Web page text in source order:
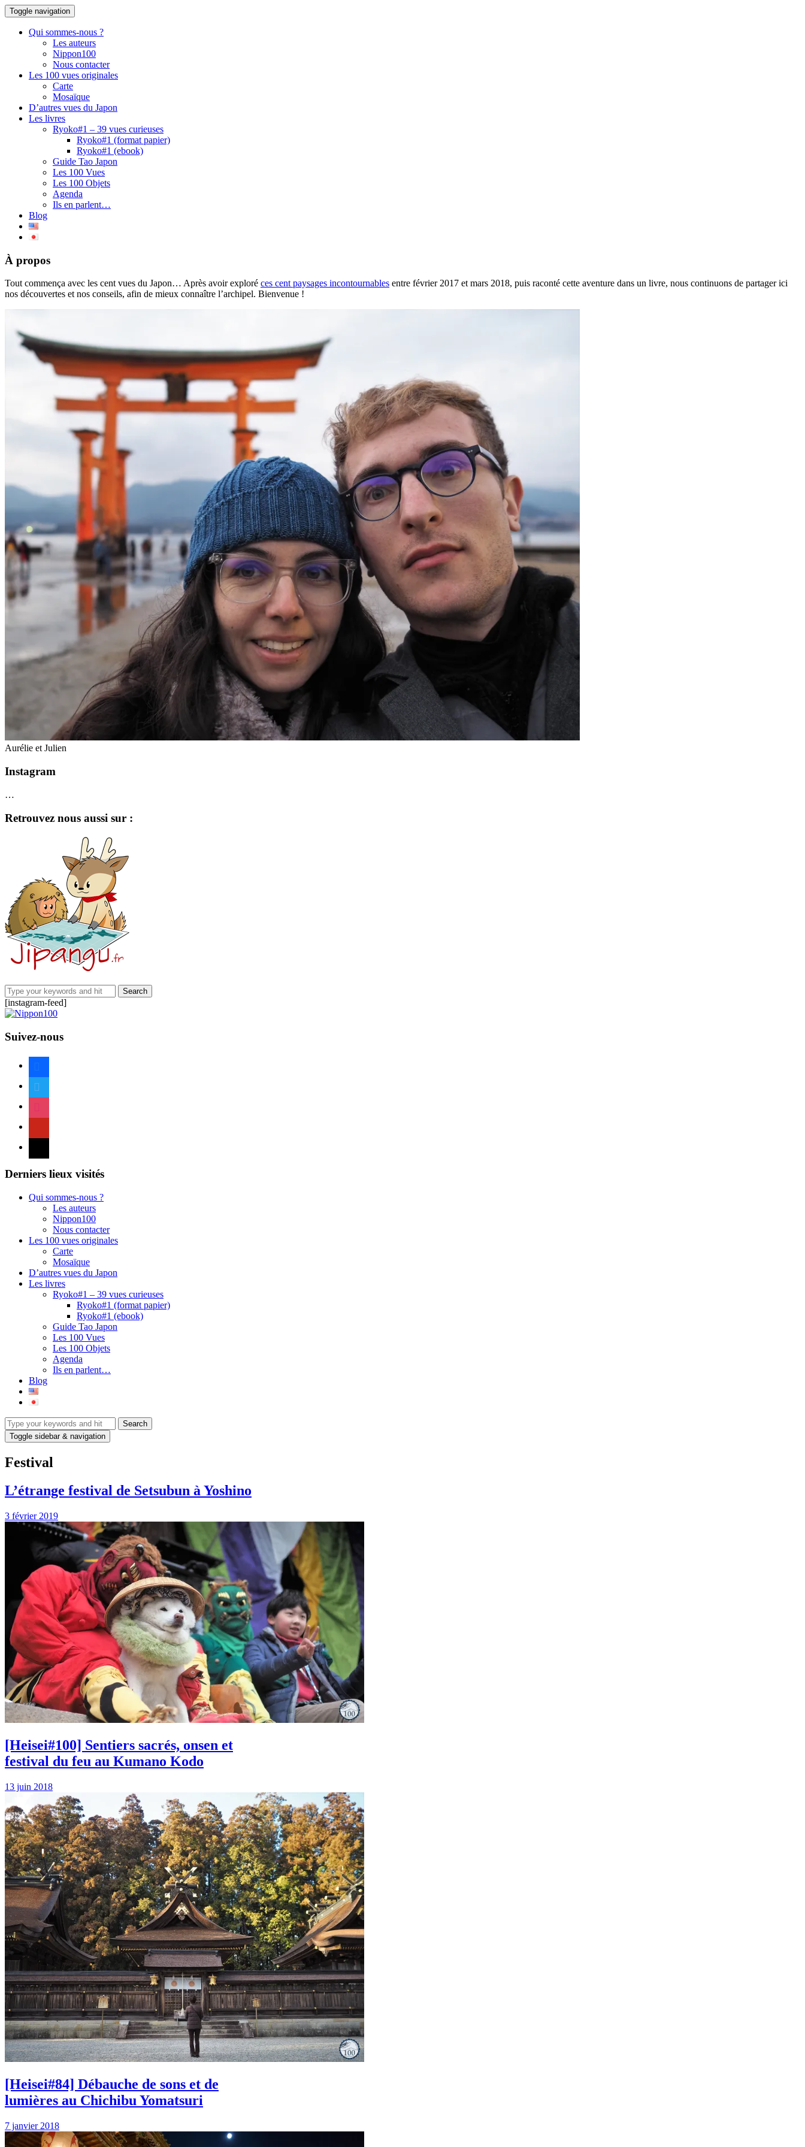
Toggle navigation
Qui sommes-nous ?
Les auteurs
Nippon100
Nous contacter
Les 100 vues originales
Carte
Mosaïque
D’autres vues du Japon
Les livres
Ryoko#1 – 39 vues curieuses
Ryoko#1 (format papier)
Ryoko#1 (ebook)
Guide Tao Japon
Les 100 Vues
Les 100 Objets
Agenda
Ils en parlent…
Blog
À propos
Tout commença avec les cent vues du Japon… Après avoir exploré ces cent paysages incontournables entre février 2017 et mars 2018, puis raconté cette aventure dans un livre, nous continuons de partager ici
nos découvertes et nos conseils, afin de mieux connaître l’archipel. Bienvenue !
Aurélie et Julien
Instagram
…
Retrouvez nous aussi sur :
[instagram-feed]
Suivez-nous
facebook
twitter
instagram
pinterest
mail
Derniers lieux visités
Qui sommes-nous ?
Les auteurs
Nippon100
Nous contacter
Les 100 vues originales
Carte
Mosaïque
D’autres vues du Japon
Les livres
Ryoko#1 – 39 vues curieuses
Ryoko#1 (format papier)
Ryoko#1 (ebook)
Guide Tao Japon
Les 100 Vues
Les 100 Objets
Agenda
Ils en parlent…
Blog
Toggle sidebar & navigation
Festival
L’étrange festival de Setsubun à Yoshino
3 février 2019
[Heisei#100] Sentiers sacrés, onsen et
festival du feu au Kumano Kodo
13 juin 2018
[Heisei#84] Débauche de sons et de
lumières au Chichibu Yomatsuri
7 janvier 2018